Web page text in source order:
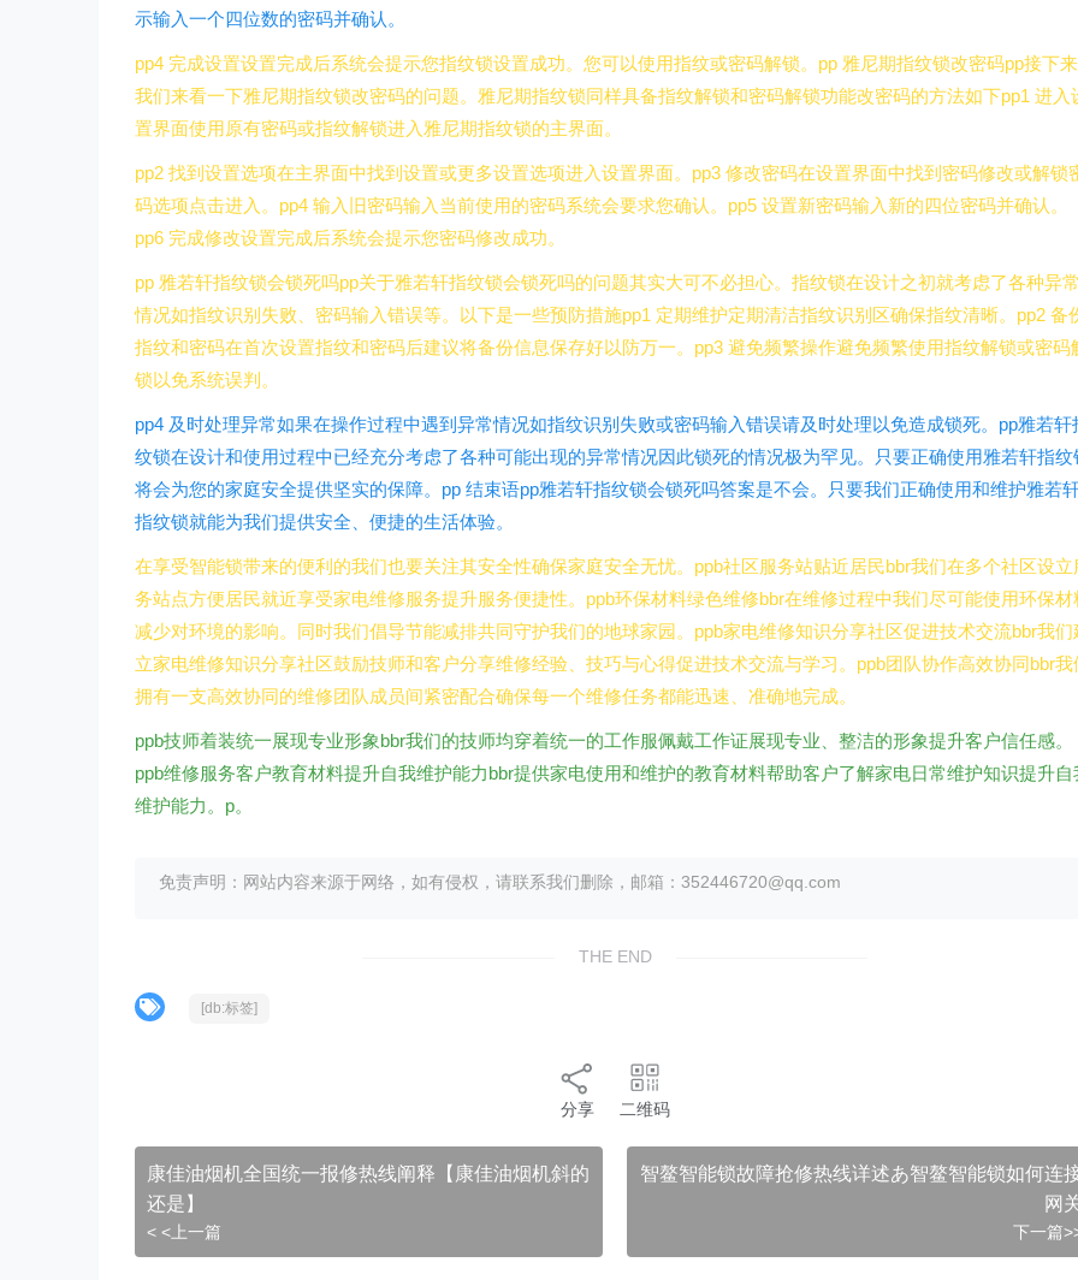
示输入一个四位数的密码并确认。
pp4 完成设置设置完成后系统会提示您指纹锁设置成功。您可以使用指纹或密码解锁。pp 雅尼期指纹锁改密码pp接下来
我们来看一下雅尼期指纹锁改密码的问题。雅尼期指纹锁同样具备指纹解锁和密码解锁功能改密码的方法如下pp1 进入
置界面使用原有密码或指纹解锁进入雅尼期指纹锁的主界面。
pp2 找到设置选项在主界面中找到设置或更多设置选项进入设置界面。pp3 修改密码在设置界面中找到密码修改或解锁
码选项点击进入。pp4 输入旧密码输入当前使用的密码系统会要求您确认。pp5 设置新密码输入新的四位密码并确认。
pp6 完成修改设置完成后系统会提示您密码修改成功。
pp 雅若轩指纹锁会锁死吗pp关于雅若轩指纹锁会锁死吗的问题其实大可不必担心。指纹锁在设计之初就考虑了各种异常
情况如指纹识别失败、密码输入错误等。以下是一些预防措施pp1 定期维护定期清洁指纹识别区确保指纹清晰。pp2 备
指纹和密码在首次设置指纹和密码后建议将备份信息保存好以防万一。pp3 避免频繁操作避免频繁使用指纹解锁或密码
锁以免系统误判。
pp4 及时处理异常如果在操作过程中遇到异常情况如指纹识别失败或密码输入错误请及时处理以免造成锁死。pp雅若轩
纹锁在设计和使用过程中已经充分考虑了各种可能出现的异常情况因此锁死的情况极为罕见。只要正确使用雅若轩指纹
将会为您的家庭安全提供坚实的保障。pp 结束语pp雅若轩指纹锁会锁死吗答案是不会。只要我们正确使用和维护雅若
指纹锁就能为我们提供安全、便捷的生活体验。
在享受智能锁带来的便利的我们也要关注其安全性确保家庭安全无忧。ppb社区服务站贴近居民bbr我们在多个社区设立
务站点方便居民就近享受家电维修服务提升服务便捷性。ppb环保材料绿色维修bbr在维修过程中我们尽可能使用环保材
减少对环境的影响。同时我们倡导节能减排共同守护我们的地球家园。ppb家电维修知识分享社区促进技术交流bbr我们
立家电维修知识分享社区鼓励技师和客户分享维修经验、技巧与心得促进技术交流与学习。ppb团队协作高效协同bbr我
拥有一支高效协同的维修团队成员间紧密配合确保每一个维修任务都能迅速、准确地完成。
ppb技师着装统一展现专业形象bbr我们的技师均穿着统一的工作服佩戴工作证展现专业、整洁的形象提升客户信任感。
ppb维修服务客户教育材料提升自我维护能力bbr提供家电使用和维护的教育材料帮助客户了解家电日常维护知识提升自
维护能力。p。
免责声明：网站内容来源于网络，如有侵权，请联系我们删除，邮箱：352446720@qq.com
THE END
[db:标签]
分享 二维码
康佳油烟机全国统一报修热线阐释【康佳油烟机斜的
还是】
< <上一篇
智鳌智能锁故障抢修热线详述あ智鳌智能锁如何连
网
下一篇